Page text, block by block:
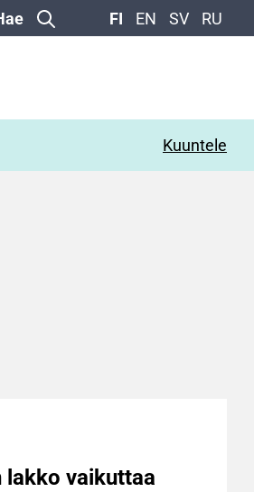
FI EN SV RU
Kuuntele
lakko vaikuttaa